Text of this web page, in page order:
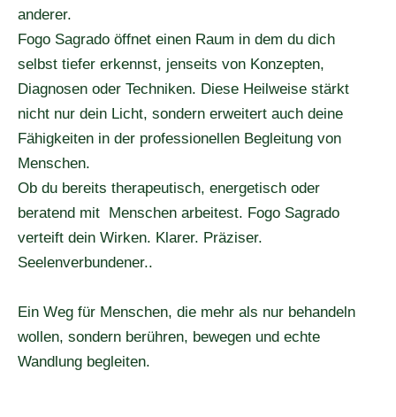
anderer.
Fogo Sagrado öffnet einen Raum in dem du dich
selbst tiefer erkennst, jenseits von Konzepten,
Diagnosen oder Techniken. Diese Heilweise stärkt
nicht nur dein Licht, sondern erweitert auch deine
Fähigkeiten in der professionellen Begleitung von
Menschen.
Ob du bereits therapeutisch, energetisch oder
beratend mit Menschen arbeitest. Fogo Sagrado
verteift dein Wirken. Klarer. Präziser.
Seelenverbundener..
Ein Weg für Menschen, die mehr als nur behandeln
wollen, sondern berühren, bewegen und echte
Wandlung begleiten.